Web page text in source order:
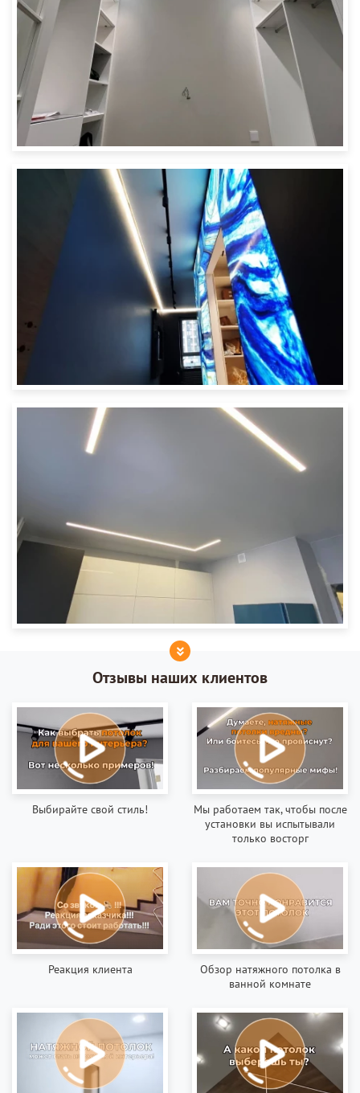
Отзывы наших клиентов
Выбирайте свой стиль!
Мы работаем так, чтобы после
установки вы испытывали
только восторг
Реакция клиента
Обзор натяжного потолка в
ванной комнате